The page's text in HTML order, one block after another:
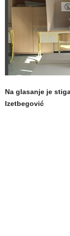
Na glasanje je
Izetbegović